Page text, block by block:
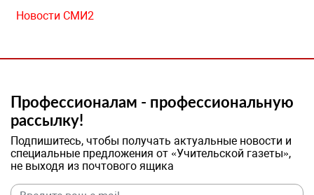
Новости СМИ2
Профессионалам - профессиональную
рассылку!
Подпишитесь, чтобы получать актуальные новости и
специальные предложения от «Учительской газеты»,
не выходя из почтового ящика